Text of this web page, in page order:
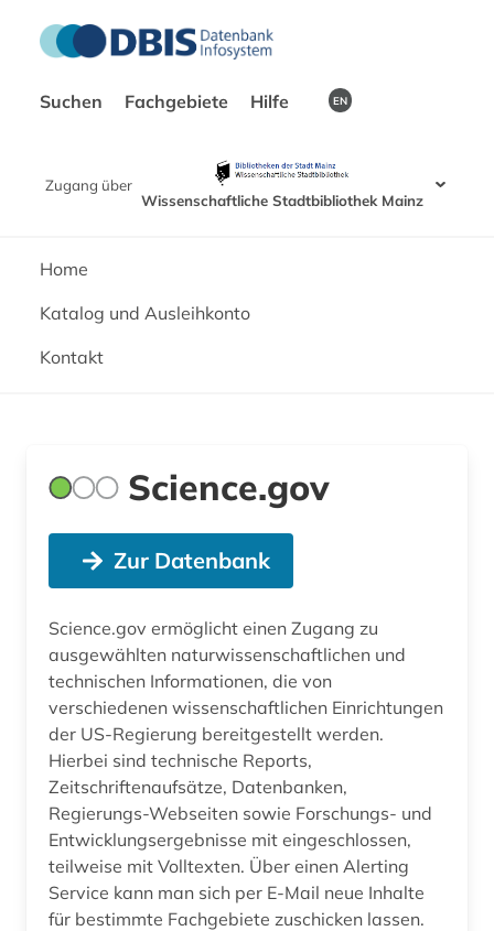
Suchen Fachgebiete Hilfe EN
Zugang über
Wissenschaftliche Stadtbibliothek Mainz
Home
Katalog und Ausleihkonto
Kontakt
Science.gov
Zur Datenbank
Science.gov ermöglicht einen Zugang zu
ausgewählten naturwissenschaftlichen und
technischen Informationen, die von
verschiedenen wissenschaftlichen Einrichtungen
der US-Regierung bereitgestellt werden.
Hierbei sind technische Reports,
Zeitschriftenaufsätze, Datenbanken,
Regierungs-Webseiten sowie Forschungs- und
Entwicklungsergebnisse mit eingeschlossen,
teilweise mit Volltexten. Über einen Alerting
Service kann man sich per E-Mail neue Inhalte
für bestimmte Fachgebiete zuschicken lassen.